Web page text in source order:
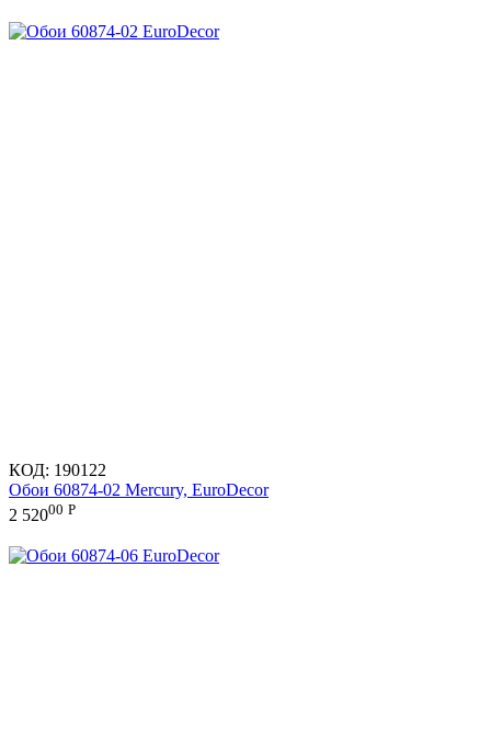
КОД: 190122
Обои 60874-02 Mercury, EuroDecor
2 52000 Р